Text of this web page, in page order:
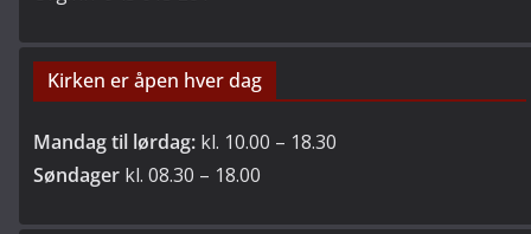
Kirken er åpen hver dag
Mandag til lørdag: kl. 10.00 – 18.30
Søndager kl. 08.30 – 18.00